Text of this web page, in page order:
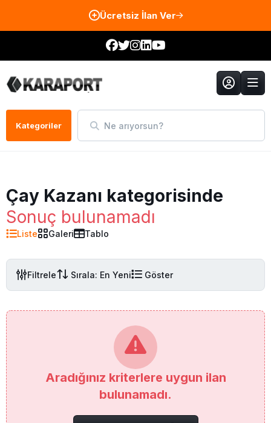
Ücretsiz İlan Ver
Kategoriler Ne arıyorsun?
Çay Kazanı kategorisinde
Sonuç bulunamadı
Liste Galeri Tablo
Filtrele Sırala: En Yeni Göster
Aradığınız kriterlere uygun ilan
bulunamadı.